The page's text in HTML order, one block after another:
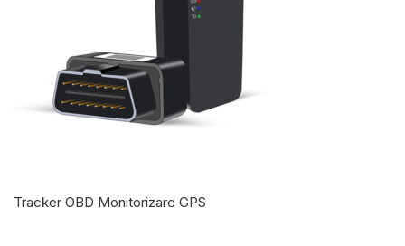
Tracker OBD Monitorizare GPS